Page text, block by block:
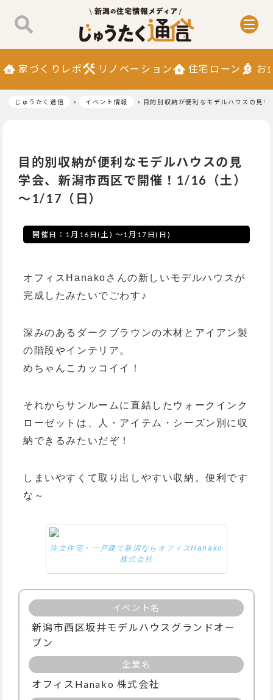
家づくりレポ リノベーション 住宅ローン お
じゅうたく通信 イベント情報 目的別収納が便利なモデルハウスの見
目的別収納が便利なモデルハウスの見
学会、新潟市西区で開催！1/16（土）
～1/17（日）
開催日： 1月16日(土) ～1月17日(日)
オフィスHanakoさんの新しいモデルハウスが
完成したみたいでごわす♪
深みのあるダークブラウンの木材とアイアン製
の階段やインテリア。
めちゃんこカッコイイ！
それからサンルームに直結したウォークインク
ローゼットは、人・アイテム・シーズン別に収
納できるみたいだぞ！
しまいやすくて取り出しやすい収納。便利です
な～
注文住宅・一戸建て新潟ならオフィスHanako
株式会社
イベント名
新潟市西区坂井モデルハウスグランドオー
プン
企業名
オフィスHanako 株式会社